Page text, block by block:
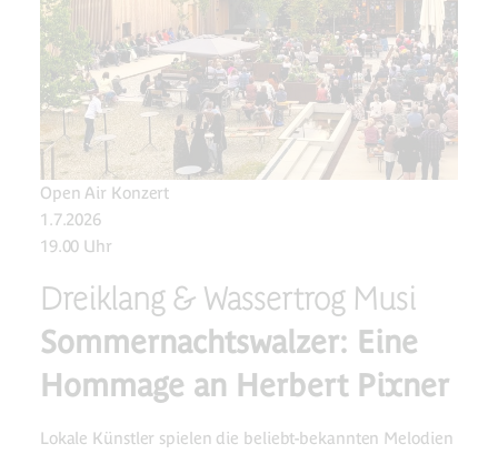
Open Air Konzert
1.7.2026
19.00 Uhr
Dreiklang & Wassertrog Musi
Sommernachtswalzer: Eine
Hommage an Herbert Pixner
Lokale Künstler spielen die beliebt-bekannten Melodien